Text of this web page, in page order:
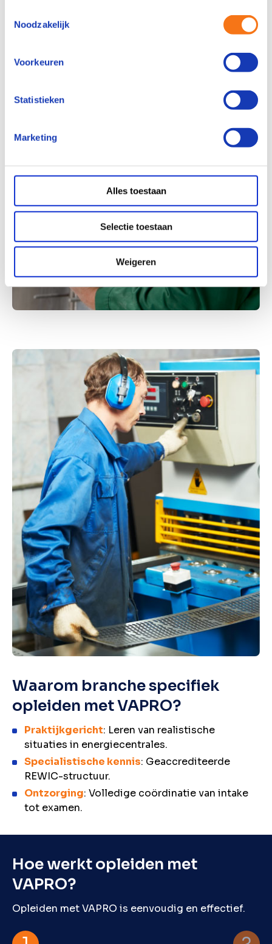
Noodzakelijk
Voorkeuren
Statistieken
Marketing
Alles toestaan
Selectie toestaan
Weigeren
Waarom branche specifiek
opleiden met VAPRO?
Praktijkgericht: Leren van realistische
situaties in energiecentrales.
Specialistische kennis: Geaccrediteerde
REWIC-structuur.
Ontzorging: Volledige coördinatie van intake
tot examen.
Hoe werkt opleiden met
VAPRO?
Opleiden met VAPRO is eenvoudig en effectief.